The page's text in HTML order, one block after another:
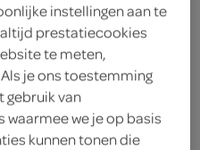
granen
instellingen aan te
prestatiecookies
te meten,
je ons toestemming
gebruik van
we je op basis
kunnen tonen die